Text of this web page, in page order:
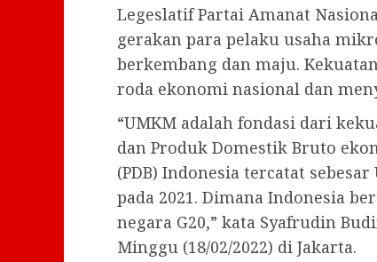
Legeslatif Partai Amanat
gerakan para pelaku usaha
berkembang dan maju.
roda ekonomi nasional dan
“UMKM adalah fondasi dari
dan Produk Domestik Bruto
(PDB) Indonesia tercatat
pada 2021. Dimana Indonesia
negara G20,” kata Syafrudin
Minggu (18/02/2022) di Jakarta.